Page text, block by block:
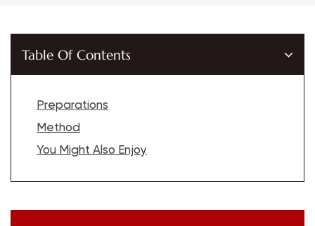
العربية
Table Of Contents
Preparations
Method
You Might Also Enjoy